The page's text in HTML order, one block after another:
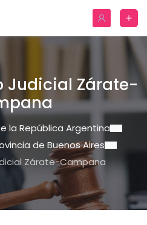
Judicial Zárate-
la República Argentina
de Buenos Aires
Zárate-Campana